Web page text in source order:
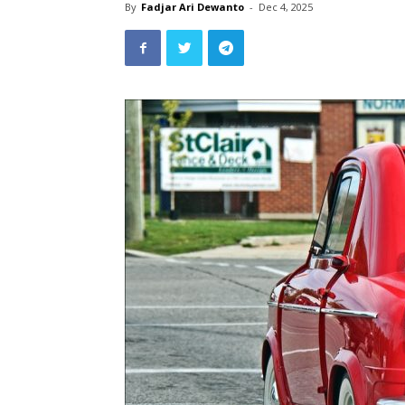
By Fadjar Ari Dewanto - Dec 4, 2025